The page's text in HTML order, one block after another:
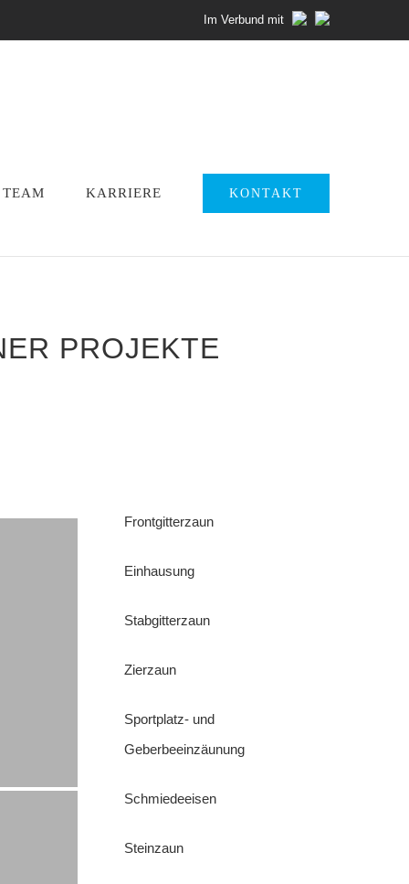
Im Verbund mit
TEAM KARRIERE KONTAKT
PROJEKTE
Frontgitterzaun
Einhausung
Stabgitterzaun
Zierzaun
Sportplatz- und
Geberbeeinzäunung
Schmiedeeisen
Steinzaun